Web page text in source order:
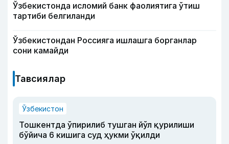
Ўзбекистонда исломий банк фаолиятига ўтиш
тартиби белгиланди
Ўзбекистондан Россияга ишлашга борганлар
сони камайди
Тавсиялар
Ўзбекистон
Тошкентда ўпирилиб тушган йўл қурилиши
бўйича 6 кишига суд ҳукми ўқилди